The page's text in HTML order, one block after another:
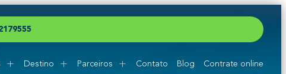
1 79555
Destino Parceiros Contato Blog Contrate online